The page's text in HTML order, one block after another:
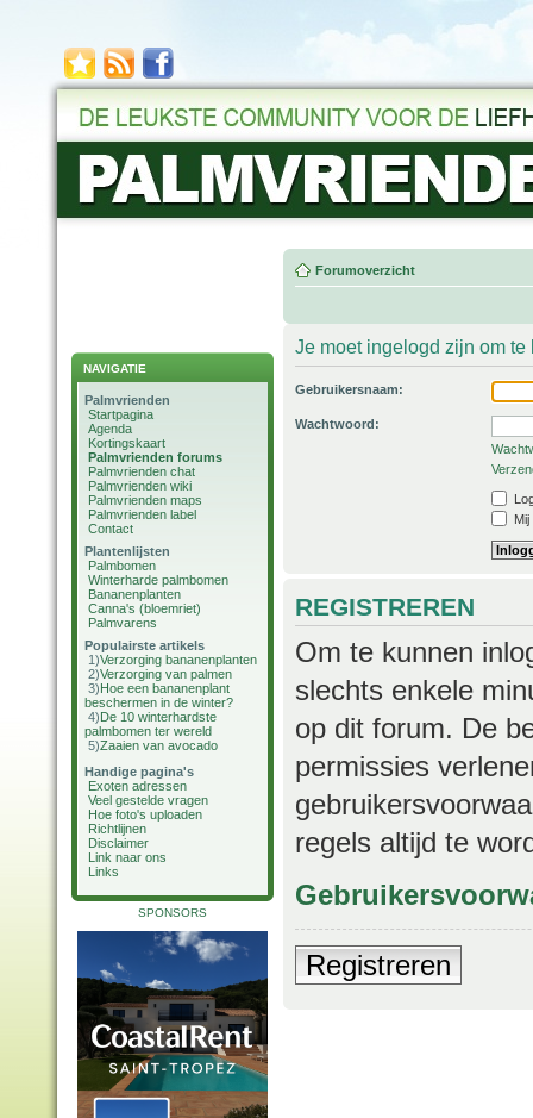
NAVIGATIE
Palmvrienden
Startpagina
Agenda
Kortingskaart
Palmvrienden forums
Palmvrienden chat
Palmvrienden wiki
Palmvrienden maps
Palmvrienden label
Contact
Plantenlijsten
Palmbomen
Winterharde palmbomen
Bananenplanten
Canna's (bloemriet)
Palmvarens
Populairste artikels
1)Verzorging bananenplanten
2)Verzorging van palmen
3)Hoe een bananenplant
beschermen in de winter?
4)De 10 winterhardste
palmbomen ter wereld
5)Zaaien van avocado
Handige pagina's
Exoten adressen
Veel gestelde vragen
Hoe foto's uploaden
Richtlijnen
Disclaimer
Link naar ons
Links
SPONSORS
Forumoverzicht
Je moet ingelogd zijn om
Gebruikersnaam:
Wachtwoord:
REGISTREREN
Om te kunnen
slechts enkele
op dit forum. De
permissies
regels altijd te
Registreren